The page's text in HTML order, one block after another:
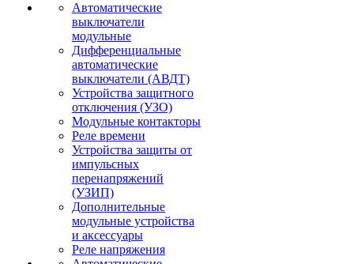
Автоматические
выключатели
модульные
Дифференциальные
автоматические
выключатели (АВДТ)
Устройства защитного
отключения (УЗО)
Модульные контакторы
Реле времени
Устройства защиты от
импульсных
перенапряжений
(УЗИП)
Дополнительные
модульные устройства
и аксессуары
Реле напряжения